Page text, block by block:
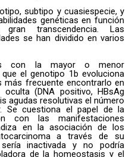
subtipo y cuasiespecie, y
genéticas en función
transcendencia. Las
se han dividido en varios
con la mayor o menor
el genotipo 1b evoluciona
frecuente encontrarlo en
(DNA positivo, HBsAg
agudas resolutivas el número
Se cuestiona el papel de la
con las manifestaciones
en la asociación de los
a través de su
inactivada y no podría
de la homeostasis y el